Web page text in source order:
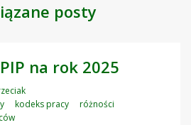
posty
na rok 2025
kodeks pracy
różności